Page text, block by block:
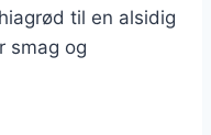
til en alsidig
smag og